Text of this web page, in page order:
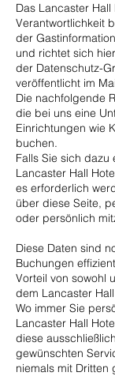
Das Lancaster
Verantwortlichkeit
der
und richtet sich
der Datenschutz-
veröffentlicht im
Die nachfolgende
die bei uns eine
Einrichtungen wie
buchen.
Falls Sie sich
Lancaster Hall
es erforderlich
über diese Seite,
oder persönlich
Diese Daten sind
Buchungen
Vorteil von sowohl
dem Lancaster
Wo immer Sie
Lancaster Hall
diese
gewünschten
niemals mit Dritten